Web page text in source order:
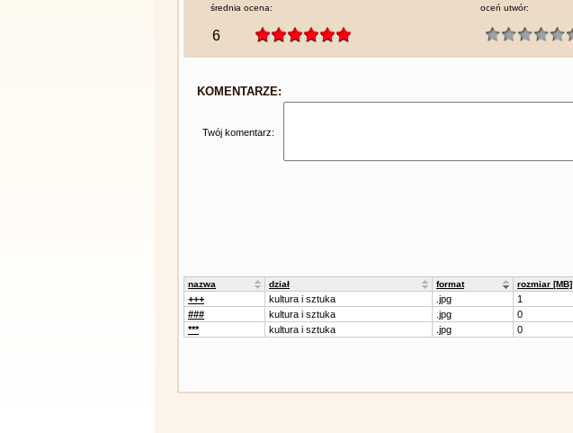
średnia ocena:
6
oceń utwór:
KOMENTARZE:
Twój komentarz:
nazwa dział format rozmiar [MB]
+++ kultura i sztuka .jpg 1
###
kultura i sztuka .jpg 0
***
kultura i sztuka .jpg 0